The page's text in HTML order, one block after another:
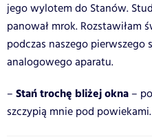
jego wylotem do Stanów.
panował mrok. Rozstawiłam
podczas naszego pierwszego
analogowego aparatu.
– Stań trochę bliżej okna –
szczypią mnie pod powiekami.